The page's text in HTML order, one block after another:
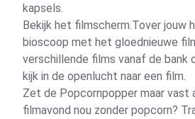
kapsels.
Bekijk het filmscherm.Tover jouw
bioscoop met het gloednieuwe
verschillende films vanaf de bank
kijk in de openlucht naar een film.
Zet de Popcornpopper maar vast
filmavond nou zonder popcorn?